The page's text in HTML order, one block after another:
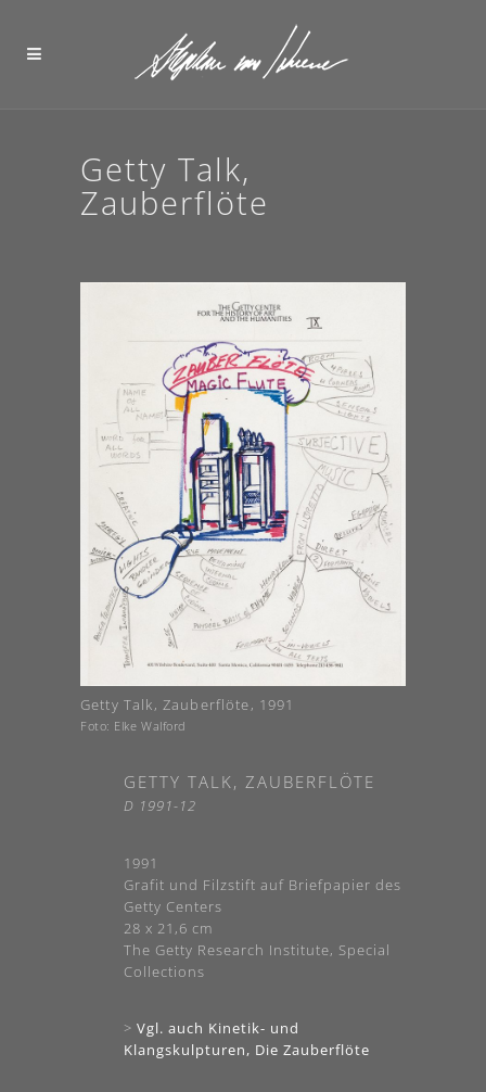
Getty Talk,
Zauberflöte
Getty Talk, Zauberflöte, 1991
Foto: Elke Walford
GETTY TALK, ZAUBERFLÖTE
D 1991-12
1991
Grafit und Filzstift auf Briefpapier des
Getty Centers
28 x 21,6 cm
The Getty Research Institute, Special
Collections
> Vgl. auch Kinetik- und
Klangskulpturen, Die Zauberflöte